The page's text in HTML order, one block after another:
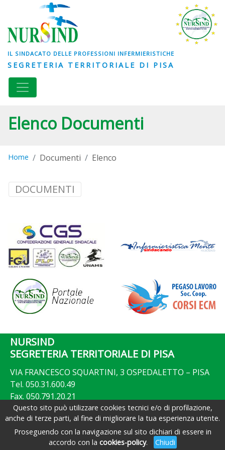
Questo sito può utilizzare cookies tecnici e/o di profilazione,
anche di terze parti, al fine di migliorare la tua esperienza utente.
Proseguendo con la navigazione sul sito dichiari di essere in
accordo con la cookies-policy. Chiudi
IL SINDACATO DELLE PROFESSIONI INFERMIERISTICHE
SEGRETERIA TERRITORIALE DI PISA
Elenco Documenti
Home Documenti Elenco
DOCUMENTI
NURSIND
SEGRETERIA TERRITORIALE DI PISA
VIA FRANCESCO SQUARTINI, 3 OSPEDALETTO – PISA
Tel. 050.31.600.49
Fax. 050.791.20.21
email: info@nursind.it